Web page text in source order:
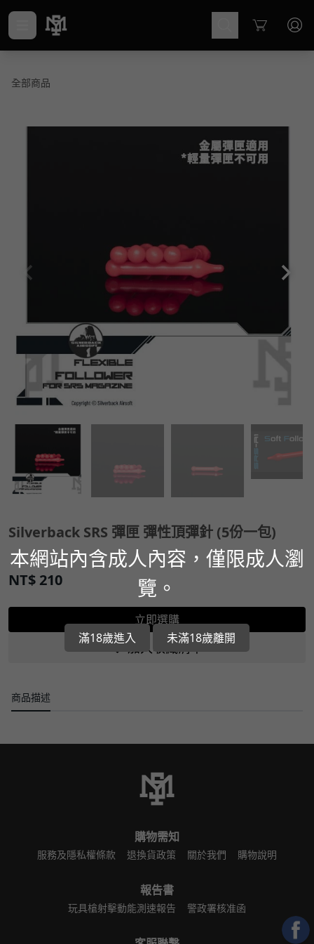
Cart
全部商品
Silverback SRS 彈匣 彈性頂彈針 (5份一包)
NT$ 210
立即選購
加入收藏清單
商品描述
購物需知
服務及隱私權條款 退換貨政策 關於我們 購物說明
報告書
玩具槍射擊動能測速報告 警政署核准函
本網站內含成人內容，僅限成人瀏
覽。
滿18歲進入 未滿18歲離開